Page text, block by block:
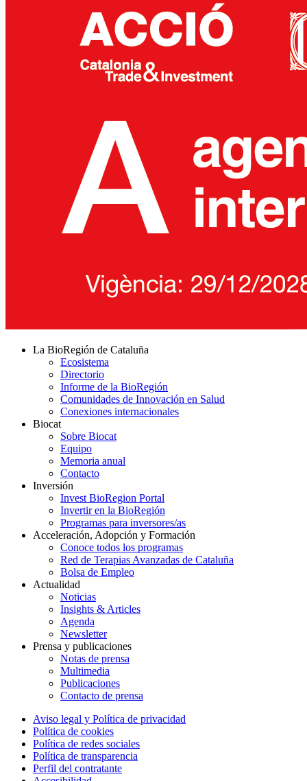
La BioRegión de Cataluña
Ecosistema
Directorio
Informe de la BioRegión
Comunidades de Innovación en Salud
Conexiones internacionales
Biocat
Sobre Biocat
Equipo
Memoria anual
Contacto
Inversión
Invest BioRegion Portal
Invertir en la BioRegión
Programas para inversores/as
Acceleración, Adopción y Formación
Conoce todos los programas
Red de Terapias Avanzadas de Cataluña
Bolsa de Empleo
Actualidad
Noticias
Insights & Articles
Agenda
Newsletter
Prensa y publicaciones
Notas de prensa
Multimedia
Publicaciones
Contacto de prensa
Aviso legal y Política de privacidad
Política de cookies
Política de redes sociales
Política de transparencia
Perfil del contratante